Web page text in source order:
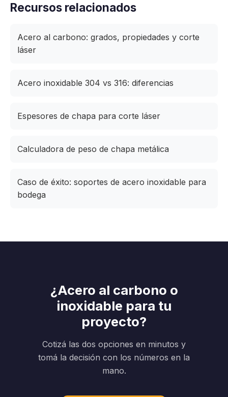
Recursos relacionados
Acero al carbono: grados, propiedades y corte
láser
Acero inoxidable 304 vs 316: diferencias
Espesores de chapa para corte láser
Calculadora de peso de chapa metálica
Caso de éxito: soportes de acero inoxidable para
bodega
¿Acero al carbono o
inoxidable para tu
proyecto?
Cotizá las dos opciones en minutos y
tomá la decisión con los números en la
mano.